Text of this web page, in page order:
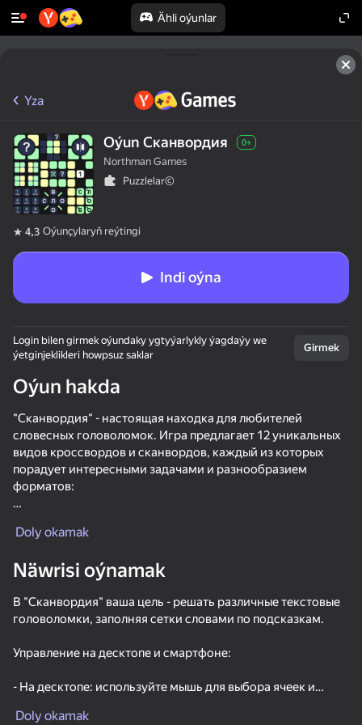
Ähli oýunlar
50+ top oýunlar, olary oýnaýar
50+ ýokary oýunlar,
olar oýnaýarlar,
Görmek
Cryptogram: Cipher
76
56
51
61
Yza
Oýun Сканвордия 0+
Northman Games
Puzzlelar©
4,3 Oýunçylaryň reýtingi
Indi oýna
Login bilen girmek oýundaky ygtyýarlykly ýagdaýy we
ýetginjeklikleri howpsuz saklar
Girmek
Oýun hakda
"Сканвордия" - настоящая находка для любителей
словесных головоломок. Игра предлагает 12 уникальных
видов кроссвордов и сканвордов, каждый из которых
порадует интересными задачами и разнообразием
форматов:
кроссворд.
- 4-буквенные циклосканворды: вписывайте слова по
- Каркасы: вписывайте слова в строки и столбцы по
предложенным словам.
Doly okamak
Näwrisi oýnamak
В "Сканвордия" ваша цель - решать различные текстовые
головоломки, заполняя сетки словами по подсказкам.
Управление на десктопе и смартфоне:
- На десктопе: используйте мышь для выбора ячеек и
- На смартфоне: тапайте по нужной клетке и вводите
Doly okamak